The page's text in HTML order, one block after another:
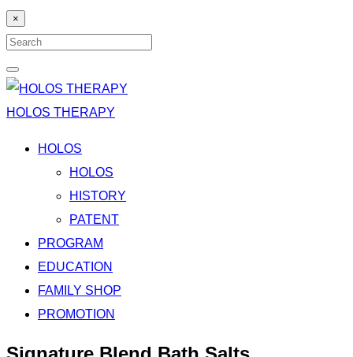
×
Search
for:
Search
HOLOS THERAPY
HOLOS
HOLOS
HISTORY
PATENT
PROGRAM
EDUCATION
FAMILY SHOP
PROMOTION